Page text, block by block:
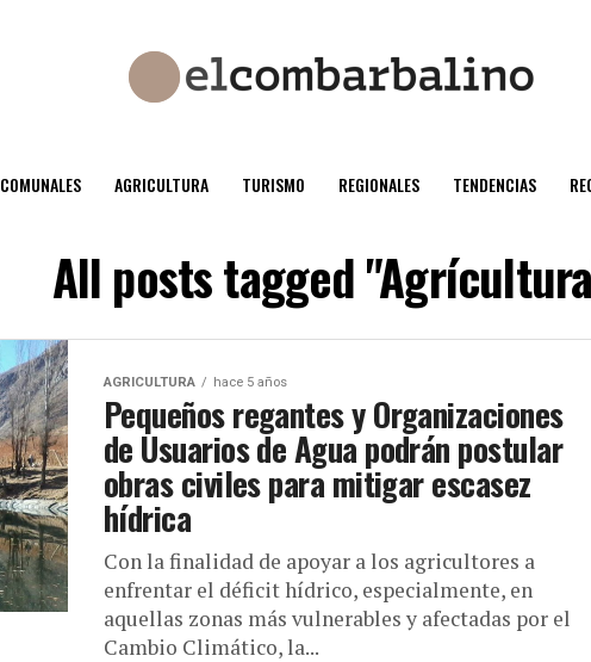
COMUNALES AGRICULTURA TURISMO REGIONALES TENDENCIAS
All posts tagged
AGRICULTURA hace 5 años
Pequeños regantes y Organizaciones
de Usuarios de Agua podrán postular
obras civiles para mitigar escasez
hídrica
Con la finalidad de apoyar a los agricultores a
enfrentar el déficit hídrico, especialmente, en
aquellas zonas más vulnerables y afectadas por el
Cambio Climático, la...